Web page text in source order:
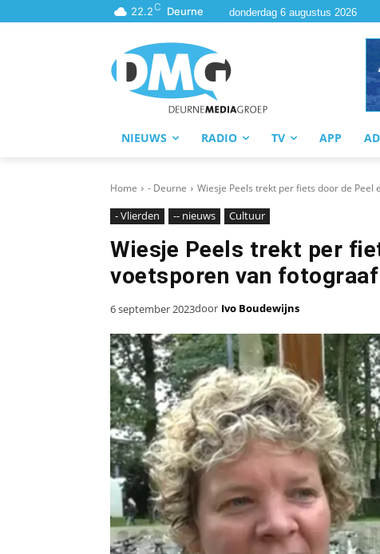
22.2C Deurne donderdag 6 augustus 2026
NIEUWS RADIO TV APP
Home - Deurne Wiesje Peels trekt per fiets door de Peel
- Vlierden -- nieuws Cultuur
Wiesje Peels trekt per
voetsporen van
6 september 2023door Ivo Boudewijns